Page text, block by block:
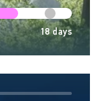
18days